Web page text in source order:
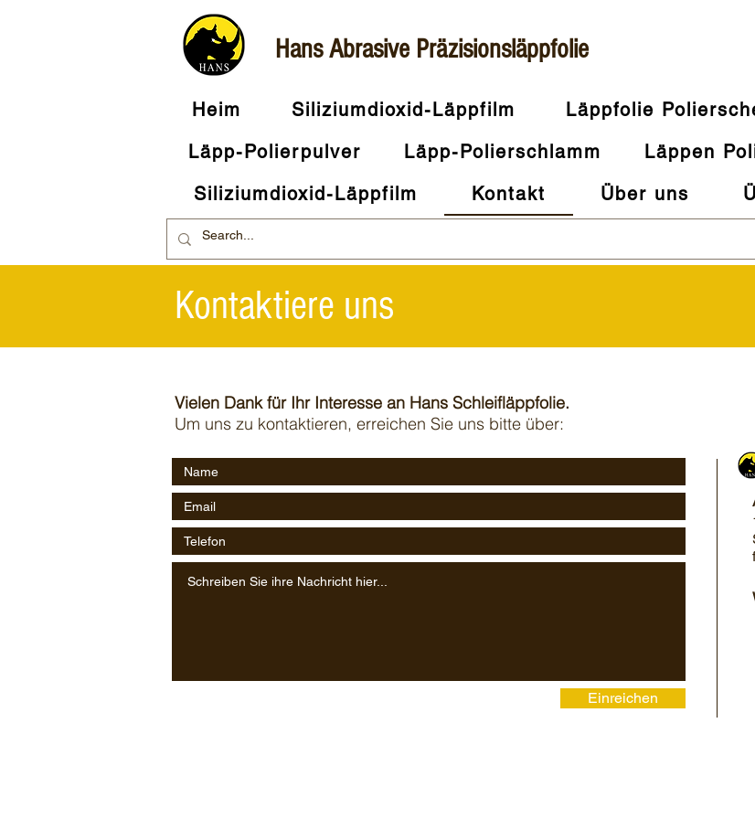
Hans Abrasive Präzisionsläppfolie
Heim Siliziumdioxid-Läppfilm Läppfolie
Läpp-Polierpulver
Läpp-Polierschlamm Läppen
Siliziumdioxid-Läppfilm
Kontakt Über uns
Kontaktiere uns
Vielen Dank für Ihr Interesse an Hans Schleifläppfolie.
Um uns zu kontaktieren, erreichen Sie uns bitte über:
Einreichen